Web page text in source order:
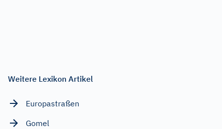
Weitere Lexikon Artikel
Europastraßen
Gomel